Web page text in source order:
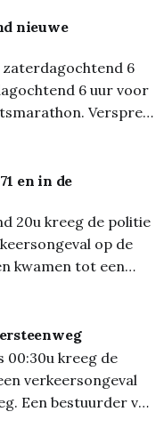
gaat om accu-
ter
specifiek over
schaar en
nieuwe
6
6 uur voor
Verspreid
er 24 uur lang
met onbemande
maar dat moet u
controles
en in de
20u kreeg de politie
op de
kwamen tot een
voertuig in de
het ziekenhuis
werd getakeld. *
was er een
00:30u kreeg de
verkeersongeval
Een bestuurder van
manoeuvre om af